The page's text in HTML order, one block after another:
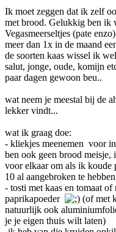
Ik moet zeggen dat ik zelf
met brood. Gelukkig ben ik
Vegasmeerseltjes (pate
meer dan 1x in de maand
de soorten kaas wissel ik
salut, jonge, oude, komijn
paar dagen gewoon beu..
wat neem je meestal bij de
lekker vindt...
wat ik graag doe:
- kliekjes meenemen voor
ben ook geen brood
voor elkaar om als ik koude
10 al aangebroken te
- tosti met kaas en tomaat of
paprikapoeder
(of met
natuurlijk ook
je je eigen thuis wilt laten)